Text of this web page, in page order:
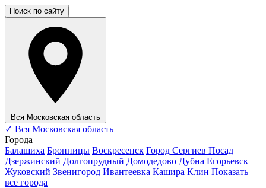
Поиск по сайту
Вся Московская область
✓ Вся Московская область
Города
Балашиха Бронницы Воскресенск Город Сергиев Посад
Дзержинский Долгопрудный Домодедово Дубна Егорьевск
Жуковский Звенигород Ивантеевка Кашира Клин Показать
все города